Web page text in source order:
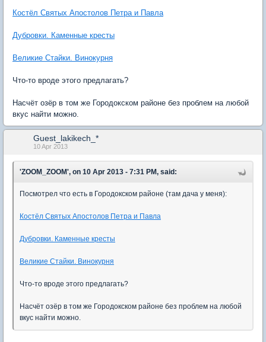
Костёл Святых Апостолов Петра и Павла
Дубровки. Каменные кресты
Великие Стайки. Винокурня
Что-то вроде этого предлагать?
Насчёт озёр в том же Городокском районе без проблем на любой
вкус найти можно.
Guest_lakikech_*
10 Apr 2013
'ZOOM_ZOOM', on 10 Apr 2013 - 7:31 PM, said:
Посмотрел что есть в Городокском районе (там дача у меня):
Костёл Святых Апостолов Петра и Павла
Дубровки. Каменные кресты
Великие Стайки. Винокурня
Что-то вроде этого предлагать?
Насчёт озёр в том же Городокском районе без проблем на любой
вкус найти можно.